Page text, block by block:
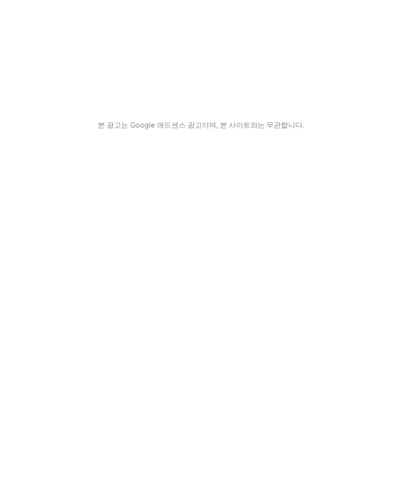
본 광고는 Google 애드센스 광고이며, 본 사이트와는 무관합니다.